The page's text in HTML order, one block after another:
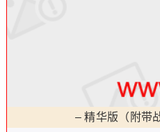
–精华版（附带